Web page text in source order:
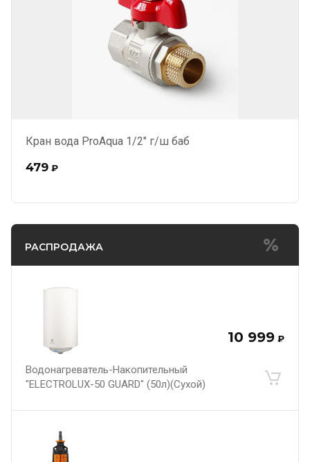
Кран вода ProAqua 1/2" г/ш баб
479 ₽
РАСПРОДАЖА
10 999 ₽
Водонагреватель-Накопительный
"ELECTROLUX-50 GUARD" (50л)(Сухой)